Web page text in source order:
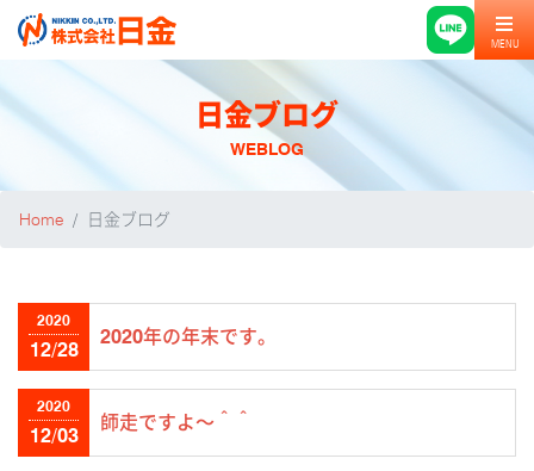
MENU
日金ブログ
WEBLOG
Home 日金ブログ
2020
12/28
2020年の年末です。
2020
12/03
師走ですよ～＾＾